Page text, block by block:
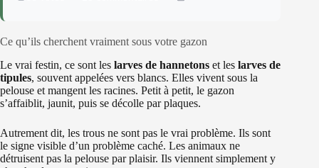
Ce qu’ils cherchent vraiment sous votre gazon
Le vrai festin, ce sont les larves de hannetons et les larves de
tipules, souvent appelées vers blancs. Elles vivent sous la
pelouse et mangent les racines. Petit à petit, le gazon
s’affaiblit, jaunit, puis se décolle par plaques.
Autrement dit, les trous ne sont pas le vrai problème. Ils sont
le signe visible d’un problème caché. Les animaux ne
détruisent pas la pelouse par plaisir. Ils viennent simplement y